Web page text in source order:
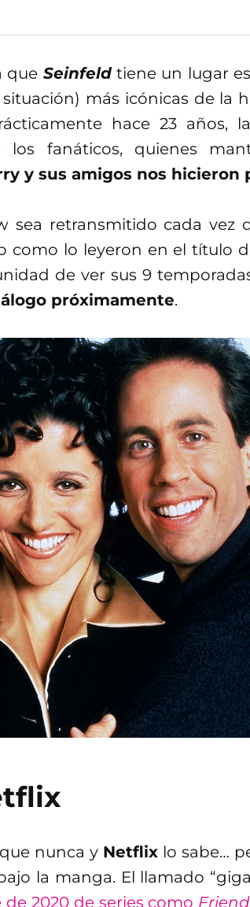
que Seinfeldtiene un lugar
más icónicas de la
hace 23 años,
fanáticos, quienes
y sus amigos nos hicieron
sea retransmitido cada vez
como lo leyeron en el título
de ver sus 9
próximamente.
nunca y Netflixlo sabe…
la manga. El llamado
2020 de series como